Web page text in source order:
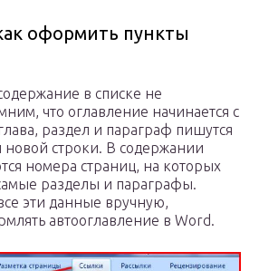
оформить пункты
в списке не
что оглавление начинается с
раздел и параграф пишутся
строки. В содержании
номера страниц, на которых
разделы и параграфы.
эти данные вручную,
автооглавление в Word.